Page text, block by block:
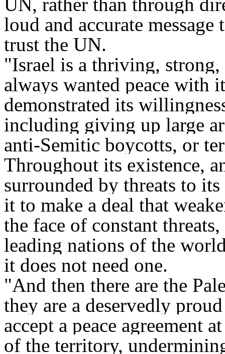
loud and accurate
trust the UN.
"Israel is a thriving,
always wanted peace with
demonstrated its
including giving up large
anti-Semitic boycotts, or
Throughout its existence,
surrounded by threats to
it to make a deal that
the face of constant
leading nations of the
it does not need one.
"And then there are the
they are a deservedly
accept a peace agreement
of the territory,